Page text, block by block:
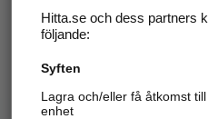
Hitta.se - Gratis
Sök företag, personer och
Hitta.se och dess partners
följande:
Syften
Lagra och/eller få åtkomst
enhet